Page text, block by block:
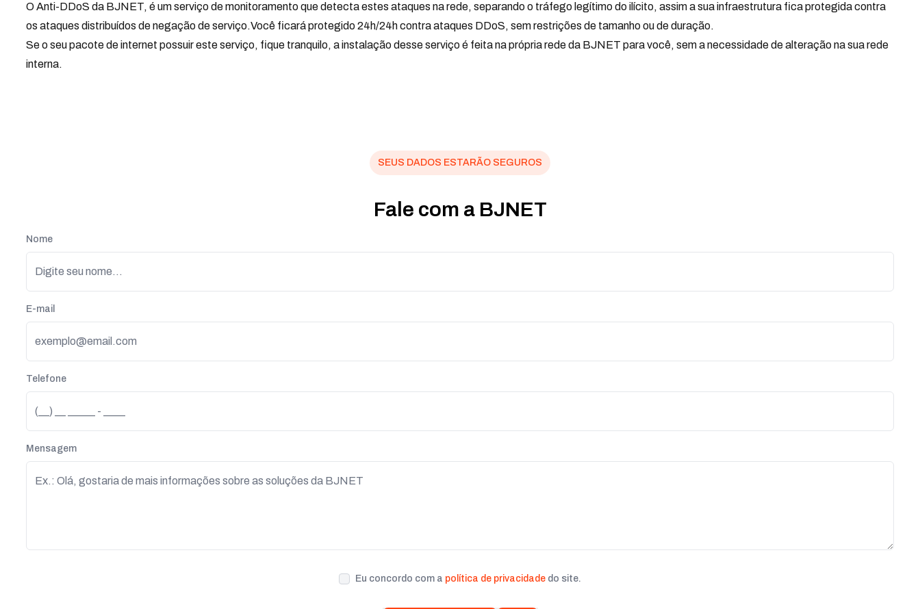
O Anti-DDoS da BJNET, é um serviço de monitoramento que detecta estes ataques na rede, separando o tráfego legítimo do ilícito, assim a sua infraestrutura fica protegida contra
os ataques distribuídos de negação de serviço.Você ficará protegido 24h/24h contra ataques DDoS, sem restrições de tamanho ou de duração.
Se o seu pacote de internet possuir este serviço, fique tranquilo, a instalação desse serviço é feita na própria rede da BJNET para você, sem a necessidade de alteração na sua rede
interna.
SEUS DADOS ESTARÃO SEGUROS
Fale com a BJNET
Nome
E-mail
Telefone
Mensagem
Eu concordo com a política de privacidade do site.